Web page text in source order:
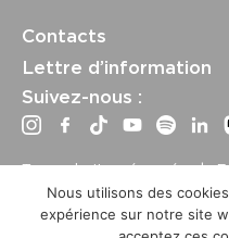
Contacts
Lettre d’information
Suivez-nous :
Tous droits réservés |
International Film Festival –
générales de vente
Crédits site : Marine
Nous utilisons des
expérience sur notre site